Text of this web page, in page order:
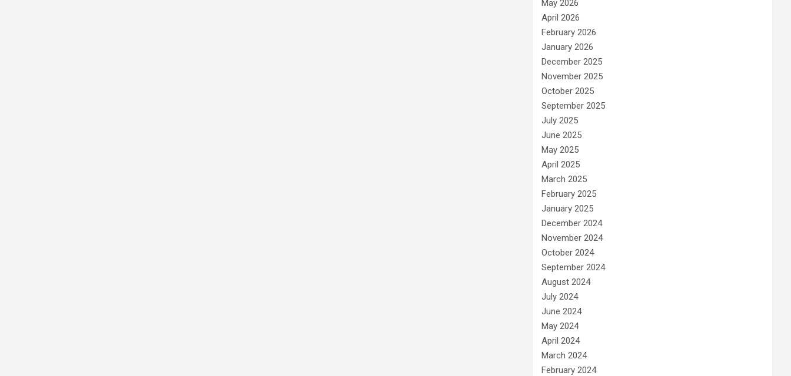
May 2026
April 2026
February 2026
January 2026
December 2025
November 2025
October 2025
September 2025
July 2025
June 2025
May 2025
April 2025
March 2025
February 2025
January 2025
December 2024
November 2024
October 2024
September 2024
August 2024
July 2024
June 2024
May 2024
April 2024
March 2024
February 2024